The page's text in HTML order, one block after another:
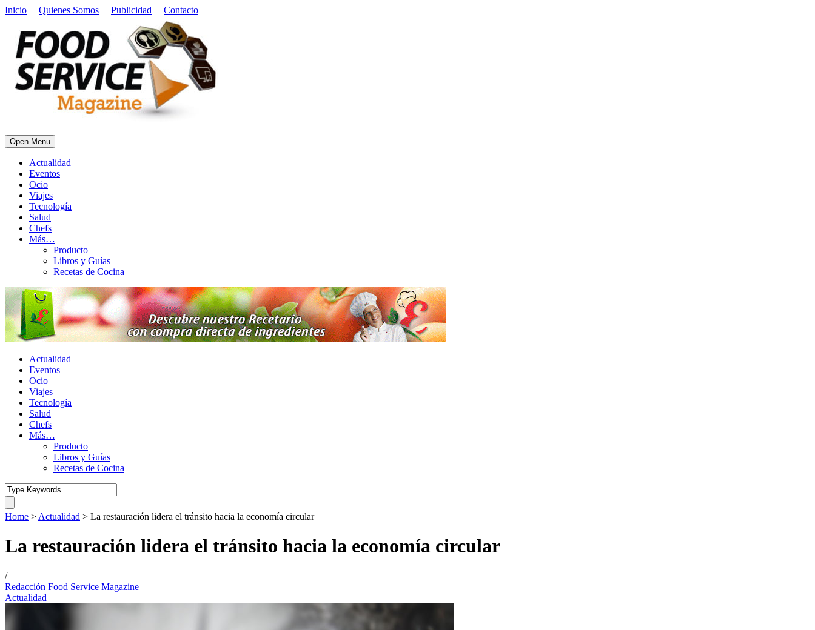
Inicio Quienes Somos Publicidad Contacto
Open Menu
Actualidad
Eventos
Ocio
Viajes
Tecnología
Salud
Chefs
Más…
Producto
Libros y Guías
Recetas de Cocina
Actualidad
Eventos
Ocio
Viajes
Tecnología
Salud
Chefs
Más…
Producto
Libros y Guías
Recetas de Cocina
Home > Actualidad > La restauración lidera el tránsito hacia la economía circular
La restauración lidera el tránsito hacia la economía circular
/
Redacción Food Service Magazine
Actualidad